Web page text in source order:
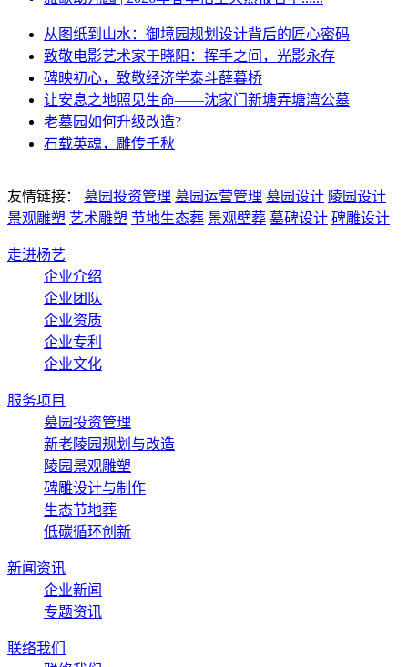
从图纸到山水：御境园规划设计背后的匠心密码
致敬电影艺术家于晓阳：挥手之间，光影永存
碑映初心，致敬经济学泰斗薛暮桥
让安息之地照见生命——沈家门新塘弄塘湾公墓
老墓园如何升级改造?
石载英魂，雕传千秋
友情链接： 墓园投资管理 墓园运营管理 墓园设计 陵园设计
景观雕塑 艺术雕塑 节地生态葬 景观壁葬 墓碑设计 碑雕设计
走进杨艺
企业介绍
企业团队
企业资质
企业专利
企业文化
服务项目
墓园投资管理
新老陵园规划与改造
陵园景观雕塑
碑雕设计与制作
生态节地葬
低碳循环创新
新闻资讯
企业新闻
专题资讯
联络我们